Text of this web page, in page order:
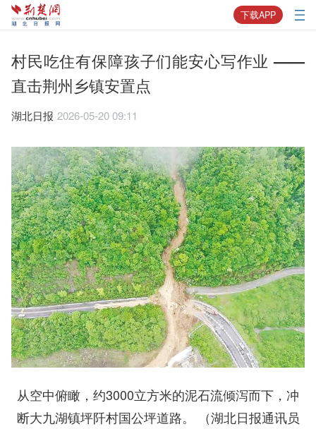
下载APP
村民吃住有保障孩子们能安心写作业 ——
直击荆州乡镇安置点
湖北日报 2026-05-20 09:11
从空中俯瞰，约3000立方米的泥石流倾泻而下，冲
断大九湖镇坪阡村国公坪道路。 （湖北日报通讯员